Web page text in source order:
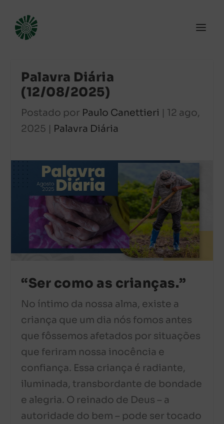
Palavra Diária
(12/08/2025)
Postado por Paulo Canettieri | 12 ago,
2025 | Palavra Diária
“Ser como as crianças.”
No íntimo da nossa alma, existe a
criança que um dia nós fomos antes
que fôssemos afetados por situações
que feriram nossa inocência e
confiança. Essa criança é radiante,
iluminada, transbordante de bondade
e alegria. O reinado de Deus – a
autoridade do bem – pode ser tocado